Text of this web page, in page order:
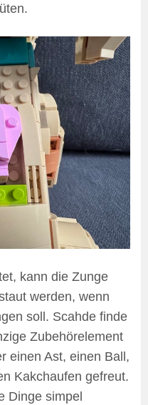
kann die Zunge
werden, wenn
soll. Scahde finde
Zubehörelement
einen Ast, einen Ball,
Kakchaufen gefreut.
Dinge simpel